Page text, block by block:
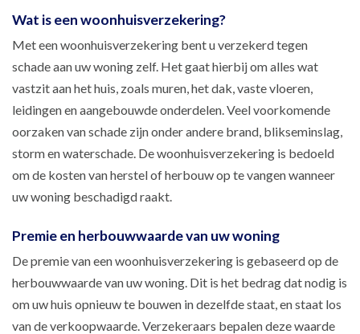
Wat is een woonhuisverzekering?
Met een woonhuisverzekering bent u verzekerd tegen
schade aan uw woning zelf. Het gaat hierbij om alles wat
vastzit aan het huis, zoals muren, het dak, vaste vloeren,
leidingen en aangebouwde onderdelen. Veel voorkomende
oorzaken van schade zijn onder andere brand, blikseminslag,
storm en waterschade. De woonhuisverzekering is bedoeld
om de kosten van herstel of herbouw op te vangen wanneer
uw woning beschadigd raakt.
Premie en herbouwwaarde van uw woning
De premie van een woonhuisverzekering is gebaseerd op de
herbouwwaarde van uw woning. Dit is het bedrag dat nodig is
om uw huis opnieuw te bouwen in dezelfde staat, en staat los
van de verkoopwaarde. Verzekeraars bepalen deze waarde